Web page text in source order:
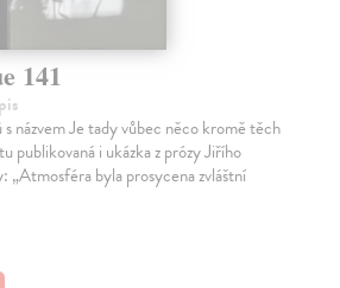
141
názvem Je tady vůbec něco kromě těch
publikovaná i ukázka z prózy Jiřího
„Atmosféra byla prosycena zvláštní